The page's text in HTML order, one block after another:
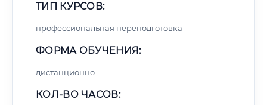
ТИП КУРСОВ:
профессиональная переподготовка
ФОРМА ОБУЧЕНИЯ:
дистанционно
КОЛ-ВО ЧАСОВ: